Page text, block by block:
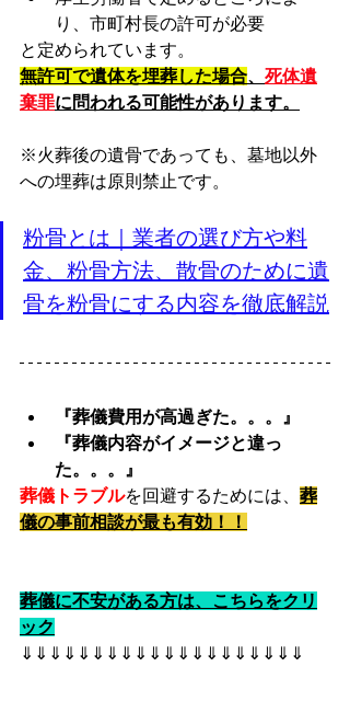
り、市町村長の許可が必要
と定められています。
無許可で遺体を埋葬した場合、 死体遺
棄罪に問われる可能性があります。
※火葬後の遺骨であっても、墓地以外
への埋葬は原則禁止です。
粉骨とは｜業者の選び方や料
金、粉骨方法、散骨のために遺
骨を粉骨にする内容を徹底解説
『葬儀費用が高過ぎた。。。』
『葬儀内容がイメージと違っ
た。。。』
葬儀トラブルを回避するためには、 葬
儀の事前相談が最も有効！！
葬儀に不安がある方は、こちらをクリ
ック
⇓⇓⇓⇓⇓⇓⇓⇓⇓⇓⇓⇓⇓⇓⇓⇓⇓⇓⇓⇓